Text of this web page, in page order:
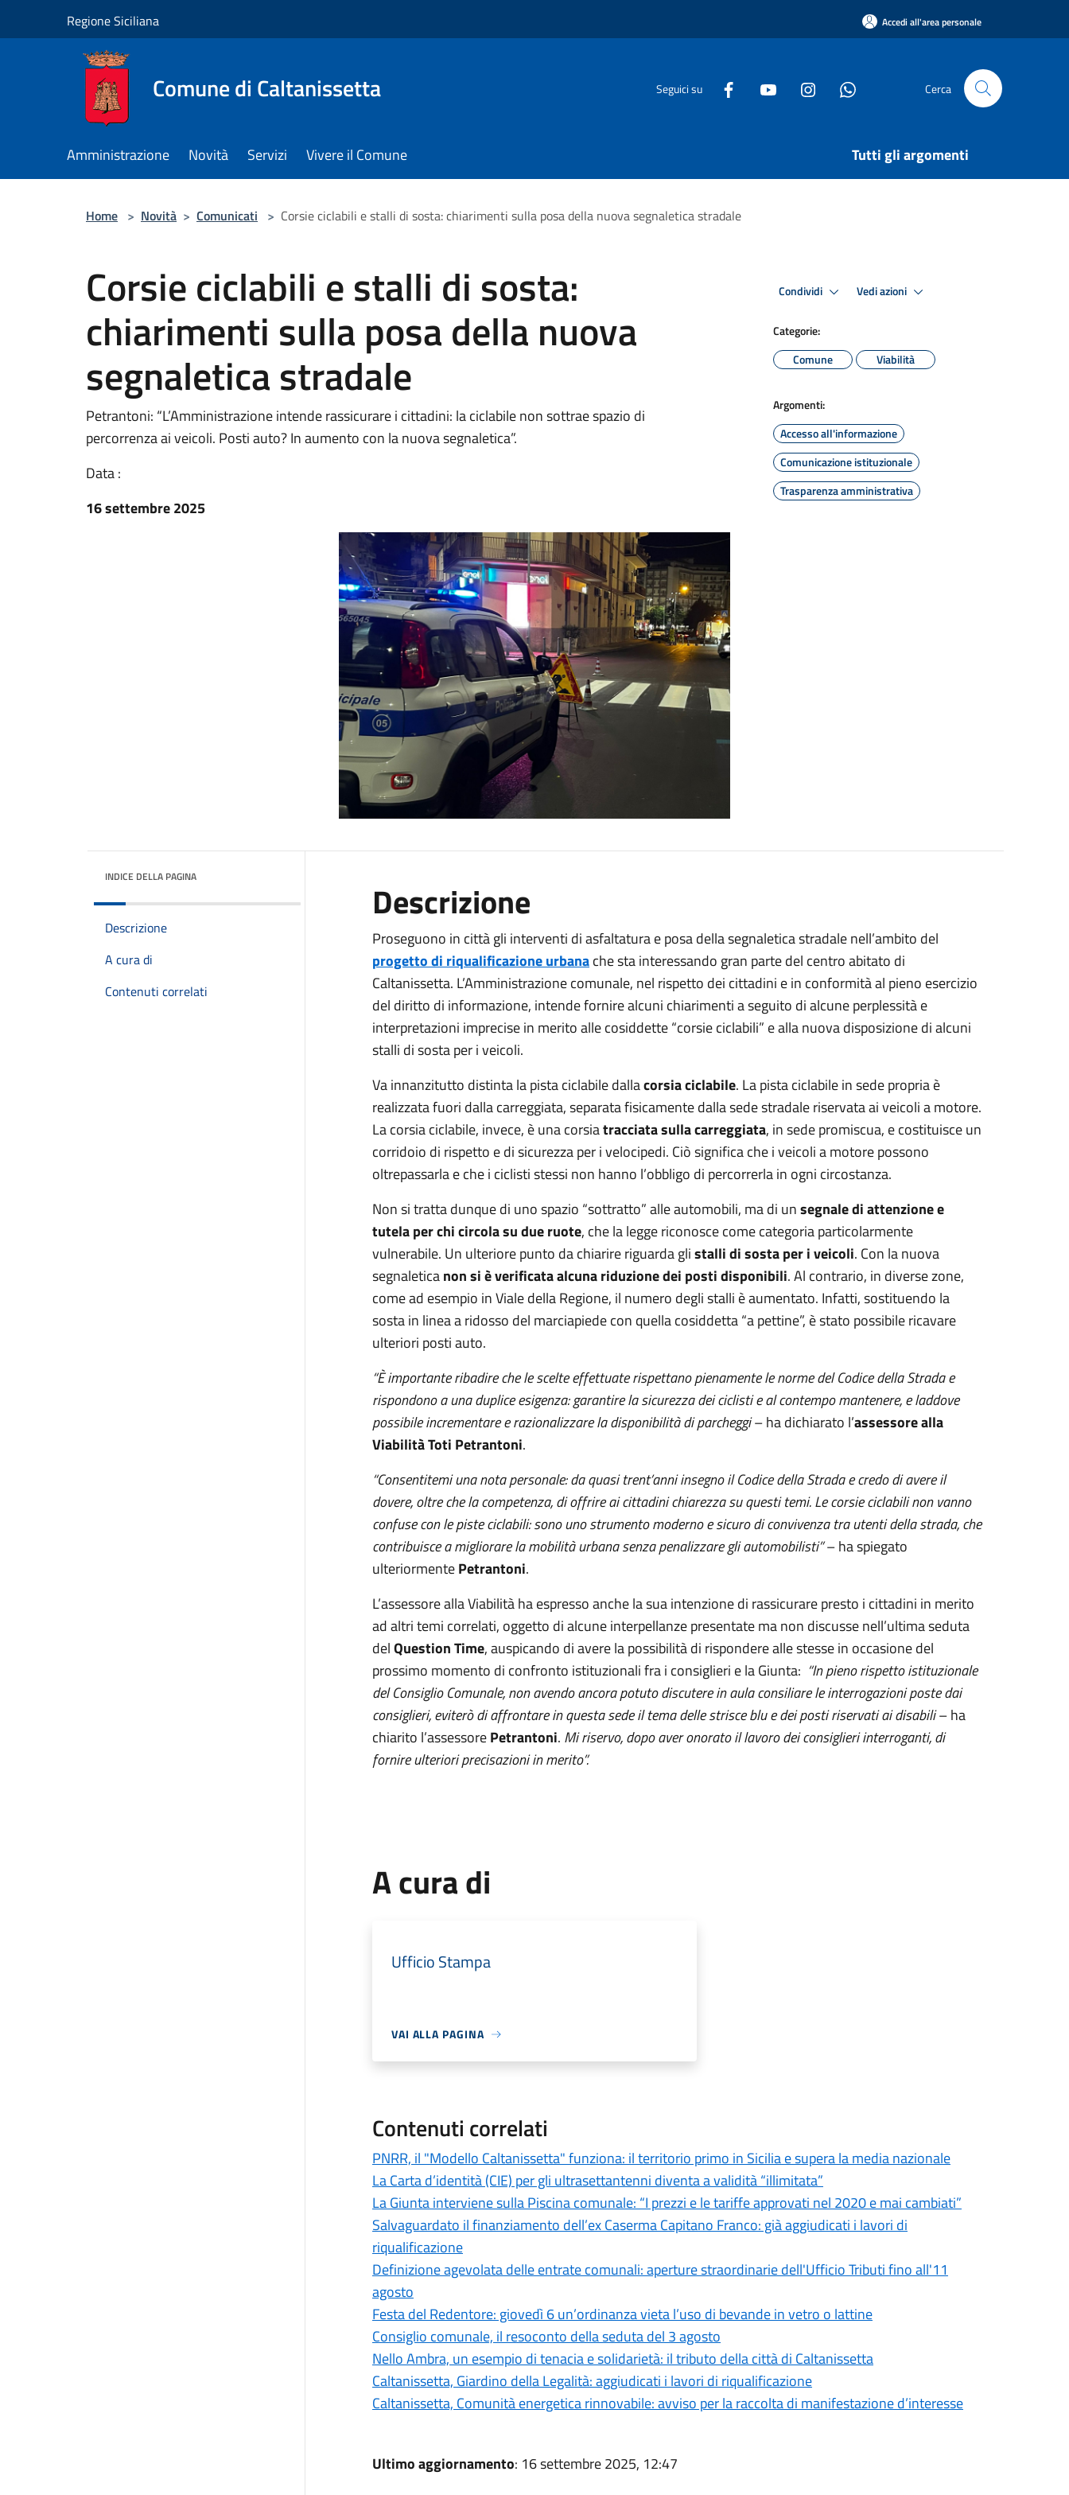
Regione Siciliana Accedi all'area personale
Comune di Caltanissetta Seguici su Cerca
Amministrazione Novità Servizi Vivere il Comune Tutti gli argomenti
Home > Novità > Comunicati > Corsie ciclabili e stalli di sosta: chiarimenti sulla posa della nuova segnaletica stradale
Corsie ciclabili e stalli di sosta:
chiarimenti sulla posa della nuova
segnaletica stradale
Petrantoni: “L’Amministrazione intende rassicurare i cittadini: la ciclabile non sottrae spazio di
percorrenza ai veicoli. Posti auto? In aumento con la nuova segnaletica”.
Data :
16 settembre 2025
Condividi Vedi azioni
Categorie:
Comune
Viabilità
Argomenti:
Accesso all'informazione
Comunicazione istituzionale
Trasparenza amministrativa
INDICE DELLA PAGINA
Descrizione
A cura di
Contenuti correlati
Descrizione
Proseguono in città gli interventi di asfaltatura e posa della segnaletica stradale nell’ambito del
progetto di riqualificazione urbanache sta interessando gran parte del centro abitato di
Caltanissetta. L’Amministrazione comunale, nel rispetto dei cittadini e in conformità al pieno esercizio
del diritto di informazione, intende fornire alcuni chiarimenti a seguito di alcune perplessità e
interpretazioni imprecise in merito alle cosiddette “corsie ciclabili” e alla nuova disposizione di alcuni
stalli di sosta per i veicoli.
Va innanzitutto distinta la pista ciclabile dallacorsia ciclabile. La pista ciclabile in sede propria è
realizzata fuori dalla carreggiata, separata fisicamente dalla sede stradale riservata ai veicoli a motore.
La corsia ciclabile, invece, è una corsiatracciata sulla carreggiata, in sede promiscua, e costituisce un
corridoio di rispetto e di sicurezza per i velocipedi. Ciò significa che i veicoli a motore possono
oltrepassarla e che i ciclisti stessi non hanno l’obbligo di percorrerla in ogni circostanza.
Non si tratta dunque di uno spazio “sottratto” alle automobili, ma di unsegnale di attenzione e
tutela per chi circola su due ruote, che la legge riconosce come categoria particolarmente
vulnerabile. Un ulteriore punto da chiarire riguarda glistalli di sosta per i veicoli. Con la nuova
segnaleticanon si è verificata alcuna riduzione dei posti disponibili. Al contrario, in diverse zone,
come ad esempio in Viale della Regione, il numero degli stalli è aumentato. Infatti, sostituendo la
sosta in linea a ridosso del marciapiede con quella cosiddetta “a pettine”, è stato possibile ricavare
ulteriori posti auto.
“È importante ribadire che le scelte effettuate rispettano pienamente le norme del Codice della Strada e
rispondono a una duplice esigenza: garantire la sicurezza dei ciclisti e al contempo mantenere, e laddove
possibile incrementare e razionalizzare la disponibilità di parcheggi– ha dichiarato l’assessore alla
Viabilità Toti Petrantoni.
“Consentitemi una nota personale: da quasi trent’anni insegno il Codice della Strada e credo di avere il
dovere, oltre che la competenza, di offrire ai cittadini chiarezza su questi temi. Le corsie ciclabili non vanno
confuse con le piste ciclabili: sono uno strumento moderno e sicuro di convivenza tra utenti della strada, che
contribuisce a migliorare la mobilità urbana senza penalizzare gli automobilisti”– ha spiegato
ulteriormentePetrantoni.
L’assessore alla Viabilità ha espresso anche la sua intenzione di rassicurare presto i cittadini in merito
ad altri temi correlati, oggetto di alcune interpellanze presentate ma non discusse nell’ultima seduta
delQuestion Time, auspicando di avere la possibilità di rispondere alle stesse in occasione del
prossimo momento di confronto istituzionali fra i consiglieri e la Giunta: “In pieno rispetto istituzionale
del Consiglio Comunale, non avendo ancora potuto discutere in aula consiliare le interrogazioni poste dai
consiglieri, eviterò di affrontare in questa sede il tema delle strisce blu e dei posti riservati ai disabili– ha
chiarito l’assessorePetrantoni. Mi riservo, dopo aver onorato il lavoro dei consiglieri interroganti, di
fornire ulteriori precisazioni in merito”.
A cura di
Ufficio Stampa
VAI ALLA PAGINA
Contenuti correlati
PNRR, il "Modello Caltanissetta" funziona: il territorio primo in Sicilia e supera la media nazionale
La Carta d’identità (CIE) per gli ultrasettantenni diventa a validità “illimitata”
La Giunta interviene sulla Piscina comunale: “I prezzi e le tariffe approvati nel 2020 e mai cambiati”
Salvaguardato il finanziamento dell’ex Caserma Capitano Franco: già aggiudicati i lavori di
riqualificazione
Definizione agevolata delle entrate comunali: aperture straordinarie dell'Ufficio Tributi fino all'11
agosto
Festa del Redentore: giovedì 6 un’ordinanza vieta l’uso di bevande in vetro o lattine
Consiglio comunale, il resoconto della seduta del 3 agosto
Nello Ambra, un esempio di tenacia e solidarietà: il tributo della città di Caltanissetta
Caltanissetta, Giardino della Legalità: aggiudicati i lavori di riqualificazione
Caltanissetta, Comunità energetica rinnovabile: avviso per la raccolta di manifestazione d’interesse
Ultimo aggiornamento: 16 settembre 2025, 12:47